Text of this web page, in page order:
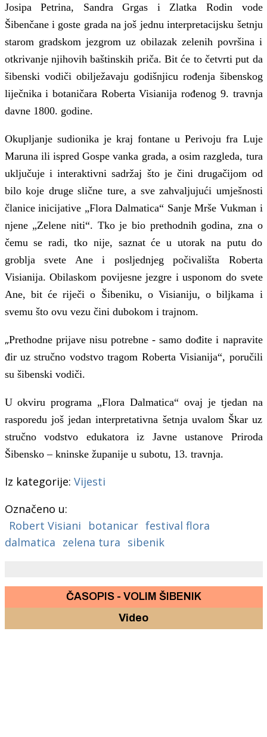
Josipa Petrina, Sandra Grgas i Zlatka Rodin vode
Šibenčane i goste grada na još jednu interpretacijsku šetnju
starom gradskom jezgrom uz obilazak zelenih površina i
otkrivanje njihovih baštinskih priča. Bit će to četvrti put da
šibenski vodiči obilježavaju godišnjicu rođenja šibenskog
liječnika i botaničara Roberta Visianija rođenog 9. travnja
davne 1800. godine.
Okupljanje sudionika je kraj fontane u Perivoju fra Luje
Maruna ili ispred Gospe vanka grada, a osim razgleda, tura
uključuje i interaktivni sadržaj što je čini drugačijom od
bilo koje druge slične ture, a sve zahvaljujući umješnosti
članice inicijative „Flora Dalmatica“ Sanje Mrše Vukman i
njene „Zelene niti“. Tko je bio prethodnih godina, zna o
čemu se radi, tko nije, saznat će u utorak na putu do
groblja svete Ane i posljednjeg počivališta Roberta
Visianija. Obilaskom povijesne jezgre i usponom do svete
Ane, bit će riječi o Šibeniku, o Visianiju, o biljkama i
svemu što ovu vezu čini dubokom i trajnom.
„Prethodne prijave nisu potrebne - samo dođite i napravite
đir uz stručno vodstvo tragom Roberta Visianija“, poručili
su šibenski vodiči.
U okviru programa „Flora Dalmatica“ ovaj je tjedan na
rasporedu još jedan interpretativna šetnja uvalom Škar uz
stručno vodstvo edukatora iz Javne ustanove Priroda
Šibensko – kninske županije u subotu, 13. travnja.
Iz kategorije: Vijesti
Označeno u:
Robert Visiani
botanicar festival flora
dalmatica zelena tura sibenik
ČASOPIS - VOLIM ŠIBENIK
Video